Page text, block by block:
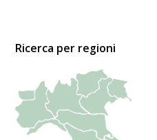
Ricerca per regioni